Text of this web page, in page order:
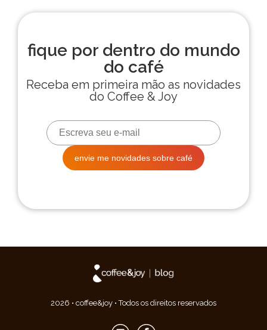
2026 • coffee&joy • Todos os direitos reservados